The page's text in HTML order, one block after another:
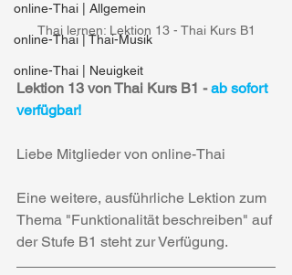
online-Thai | Allgemein
online-Thai | Thai-Musik
online-Thai | Neuigkeit
Thai lernen: Lektion 13 - Thai Kurs B1
Lektion 13 von Thai Kurs B1 - ab sofort
verfügbar!
Liebe Mitglieder von online-Thai
Eine weitere, ausführliche Lektion zum
Thema "Funktionalität beschreiben" auf
der Stufe B1 steht zur Verfügung.